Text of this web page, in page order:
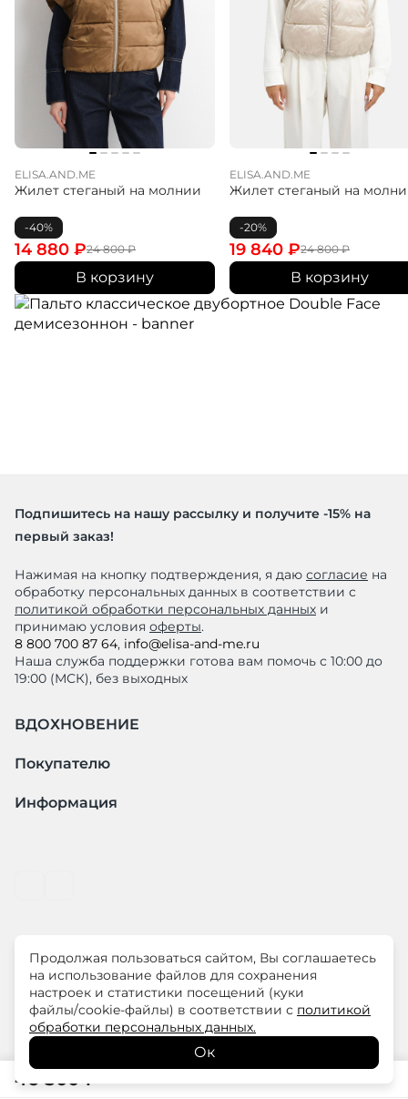
46 500 ₽
городских образов и повседневной носки в
межсезонье.
ELISA.AND.ME
Жилет стеганый на молнии
-40%
24 800₽
14 880 ₽
В корзину
ELISA.AND.ME
Жилет стеганый на
-20%
24 800₽
19 840 ₽
В корзину
Подпишитесь на нашу рассылку и получите -15% на
первый заказ!
Нажимая на кнопку подтверждения, я даю согласие на
обработку персональных данных в соответствии с
политикой обработки персональных данных и
принимаю условия оферты.
8 800 700 87 64, info@elisa-and-me.ru
Наша служба поддержки готова вам помочь с 10:00 до
19:00 (МСК), без выходных
ВДОХНОВЕНИЕ
Покупателю
Информация
© ООО "ЛиМ Холдинг" 2026
ELISA.AND.ME – элегантная премиум одежда для
современных женщин
Продолжая пользоваться сайтом, Вы соглашаетесь
на использование файлов для сохранения
настроек и статистики посещений (куки
файлы/cookie-файлы) в соответствии с политикой
обработки персональных данных.
Ок